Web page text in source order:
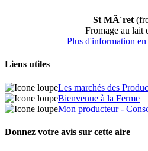
St MÃ´ret
Fromage au lait
Plus d'information
Liens utiles
Les marchés des
Bienvenue à la Ferme
Mon producteur -
Donnez votre avis sur cette aire